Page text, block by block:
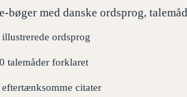
bøger med danske ordsprog,
ordsprog
talemåder forklaret
eftertænksomme citater